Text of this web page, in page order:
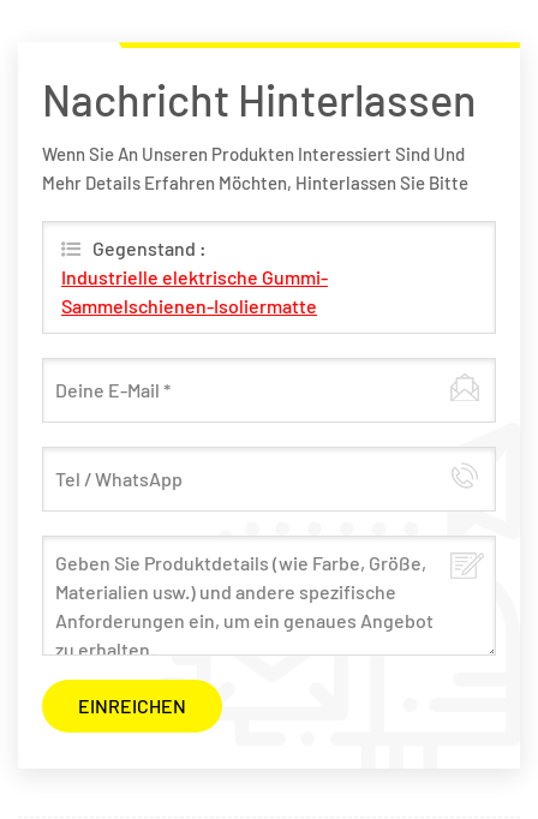
Nachricht Hinterlassen
Wenn Sie An Unseren Produkten Interessiert Sind Und
Mehr Details Erfahren Möchten, Hinterlassen Sie Bitte
Möglich Antworten.
Gegenstand :
Industrielle elektrische Gummi-
Sammelschienen-Isoliermatte